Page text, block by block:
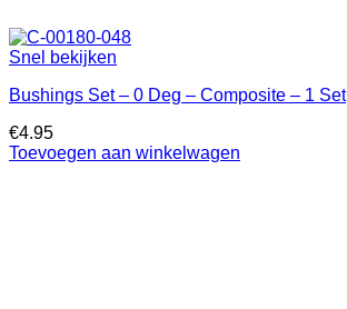
Snel bekijken
Bushings Set – 0 Deg – Composite – 1 Set
€4.95
Toevoegen aan winkelwagen